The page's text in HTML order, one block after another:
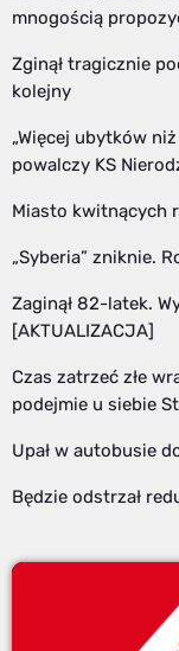
mnogością
Zginął tragicznie
kolejny
„Więcej ubytków
powalczy KS
Miasto kwitnących
„Syberia” zniknie.
Zaginął 82-latek.
[AKTUALIZACJA]
Czas zatrzeć złe
podejmie u siebie
Upał w autobusie
Będzie odstrzał